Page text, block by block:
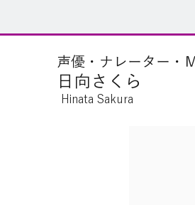
声優・ナレーター・
日向さくら
Hinata Sakura